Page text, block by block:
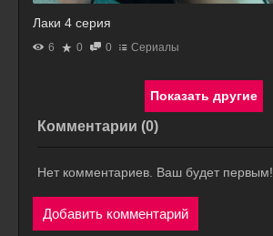
Лаки 4 серия
6 0 0 Сериалы
Комментарии (0)
Нет комментариев. Ваш будет первым!
Добавить комментарий